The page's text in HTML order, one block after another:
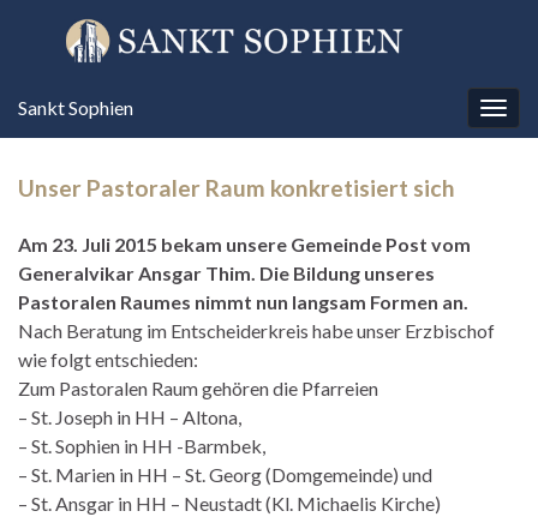
Sankt Sophien
Unser Pastoraler Raum konkretisiert sich
Am 23. Juli 2015 bekam unsere Gemeinde Post vom
Generalvikar Ansgar Thim. Die Bildung unseres
Pastoralen Raumes nimmt nun langsam Formen an.
Nach Beratung im Entscheiderkreis habe unser Erzbischof
wie folgt entschieden:
Zum Pastoralen Raum gehören die Pfarreien
– St. Joseph in HH – Altona,
– St. Sophien in HH -Barmbek,
– St. Marien in HH – St. Georg (Domgemeinde) und
– St. Ansgar in HH – Neustadt (Kl. Michaelis Kirche)